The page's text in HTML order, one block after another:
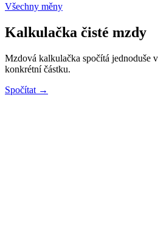
Všechny měny
Kalkulačka čisté mzdy
Mzdová kalkulačka spočítá jednoduše
konkrétní částku.
Spočítat →